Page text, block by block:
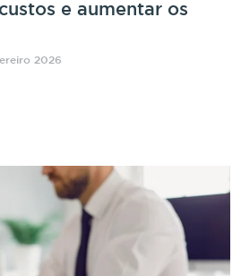
e aumentar os
2026